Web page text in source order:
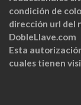
condición de
dirección url del
DobleLlave.com
Esta
cuales tienen